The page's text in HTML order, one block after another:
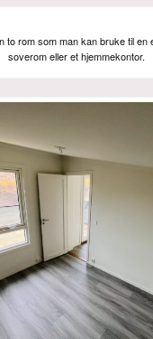
to rom som man kan bruke til
soverom eller et hjemmekontor.